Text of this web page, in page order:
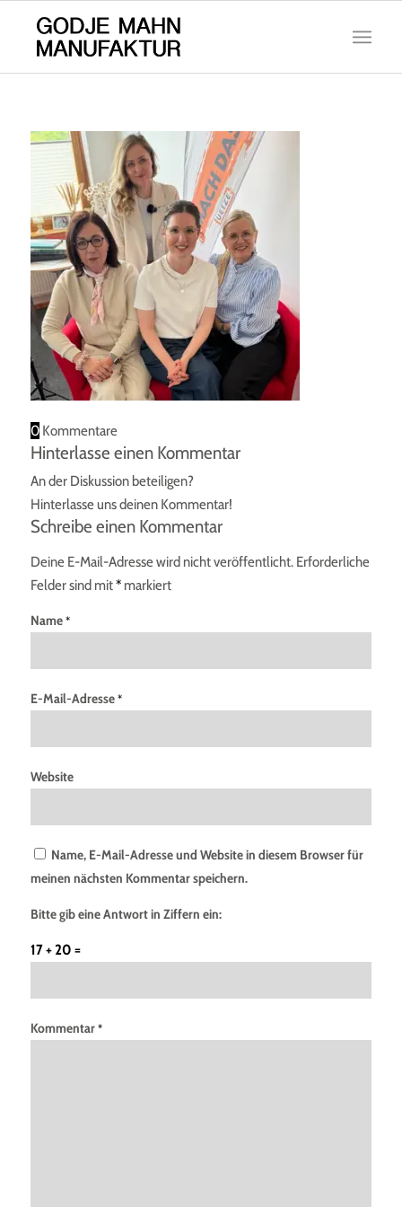
0 Kommentare
Hinterlasse einen Kommentar
An der Diskussion beteiligen?
Hinterlasse uns deinen Kommentar!
Schreibe einen Kommentar
Deine E-Mail-Adresse wird nicht veröffentlicht. Erforderliche
Felder sind mit*markiert
Name*
E-Mail-Adresse*
Website
Name, E-Mail-Adresse und Website in diesem Browser für
meinen nächsten Kommentar speichern.
Bitte gib eine Antwort in Ziffern ein:
17 + 20 =
Kommentar*